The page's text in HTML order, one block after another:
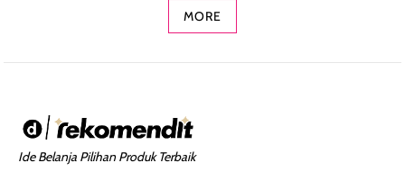
MORE
Ide Belanja Pilihan Produk Terbaik